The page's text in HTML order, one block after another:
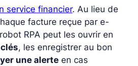
service financier. Au lieu de
facture reçue par e-
RPA peut les ouvrir en
, les enregistrer au bon
une alerte en cas